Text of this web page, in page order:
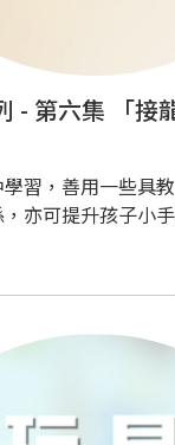
- 第六集 「接
習，善用一些具
亦可提升孩子小